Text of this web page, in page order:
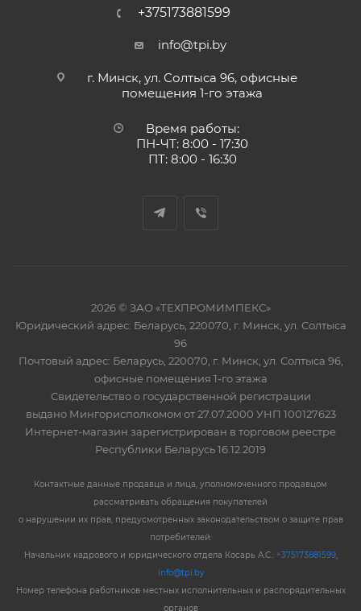
+375173881599
info@tpi.by
г. Минск, ул. Солтыса 96, офисные
помещения 1-го этажа
Время работы:
ПН-ЧТ: 8:00 - 17:30
ПТ: 8:00 - 16:30
2026 © ЗАО «ТЕХПРОМИМПЕКС»
Юридический адрес: Беларусь, 220070, г. Минск, ул. Солтыса
96
Почтовый адрес: Беларусь, 220070, г. Минск, ул. Солтыса 96,
офисные помещения 1-го этажа
Свидетельство о государственной регистрации
выдано Мингорисполкомом от 27.07.2000 УНП 100127623
Интернет-магазин зарегистрирован в торговом реестре
Республики Беларусь 16.12.2019
Контактные данные продавца и лица, уполномоченного продавцом
рассматривать обращения покупателей
о нарушении их прав, предусмотренных законодательством о защите прав
потребителей:
Начальник кадрового и юридического отдела Косарь А.С.: +375173881599,
info@tpi.by
Номер телефона работников местных исполнительных и распорядительных
органов